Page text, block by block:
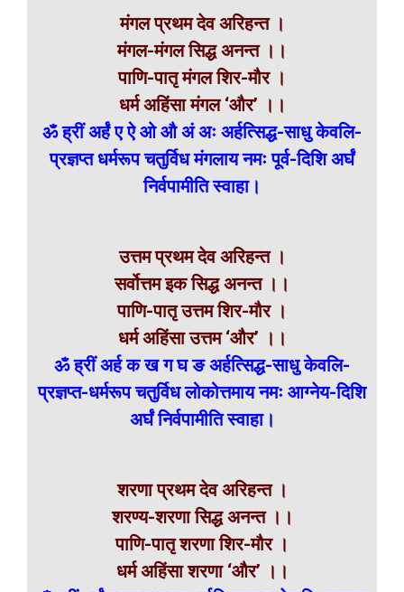
मंगल प्रथम देव अरिहन्त ।
मंगल-मंगल सिद्ध अनन्त ।।
पाणि-पातृ मंगल शिर-मौर ।
धर्म अहिंसा मंगल ‘और’ ।।
ॐ ह्रीं अर्हं ए ऐ ओ औ अं अः अर्हत्सिद्ध-साधु केवलि-
प्रज्ञप्त धर्मरूप चतुर्विध मंगलाय नमः पूर्व-दिशि अर्घं
निर्वपामीति स्वाहा।
उत्तम प्रथम देव अरिहन्त ।
सर्वोत्तम इक सिद्ध अनन्त ।।
पाणि-पातृ उत्तम शिर-मौर ।
धर्म अहिंसा उत्तम ‘और’ ।।
ॐ ह्रीं अर्ह क ख ग घ ङ अर्हत्सिद्ध-साधु केवलि-
प्रज्ञप्त-धर्मरूप चतुर्विध लोकोत्तमाय नमः आग्नेय-दिशि
अर्घं निर्वपामीति स्वाहा।
शरणा प्रथम देव अरिहन्त ।
शरण्य-शरणा सिद्ध अनन्त ।।
पाणि-पातृ शरणा शिर-मौर ।
धर्म अहिंसा शरणा ‘और’ ।।